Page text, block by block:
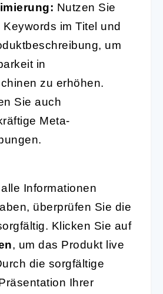
Nutzen Sie
Keywords im Titel und
um
in
zu erhöhen.
Sie auch
Meta-
Informationen
überprüfen Sie die
Klicken Sie auf
, um das Produkt live
die sorgfältige
Ihrer